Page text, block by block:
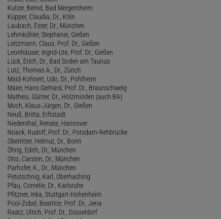
Kulzer, Bernd, Bad Mergentheim
Küpper, Claudia, Dr., Köln
Laubach, Ester, Dr., München
Lehmkühler, Stephanie, Gießen
Leitzmann, Claus, Prof. Dr., Gießen
Leonhäuser, Ingrid-Ute, Prof. Dr., Gießen
Lück, Erich, Dr., Bad Soden am Taunus
Lutz, Thomas A., Dr., Zürich
Maid-Kohnert, Udo, Dr., Pohlheim
Maier, Hans Gerhard, Prof. Dr., Braunschweig
Matheis, Günter, Dr., Holzminden (auch BA)
Moch, Klaus-Jürgen, Dr., Gießen
Neuß, Britta, Erftstadt
Niedenthal, Renate, Hannover
Noack, Rudolf, Prof. Dr., Potsdam-Rehbrücke
Oberritter, Helmut, Dr., Bonn
Öhrig, Edith, Dr., München
Otto, Carsten, Dr., München
Parhofer, K., Dr., München
Petutschnig, Karl, Oberhaching
Pfau, Cornelie, Dr., Karlsruhe
Pfitzner, Inka, Stuttgart-Hohenheim
Pool-Zobel, Beatrice, Prof. Dr., Jena
Raatz, Ulrich, Prof. Dr., Düsseldorf